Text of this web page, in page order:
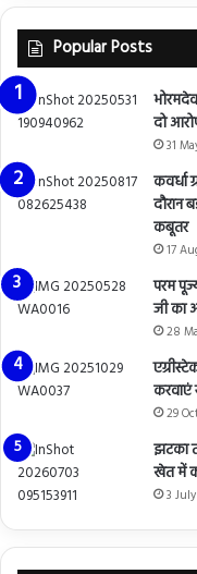
Popular Posts
दो
31
कवर्धा
दौरान
कबूतर
17
परम
जी का
28
करवाएं
29
झटका
खेत में
3